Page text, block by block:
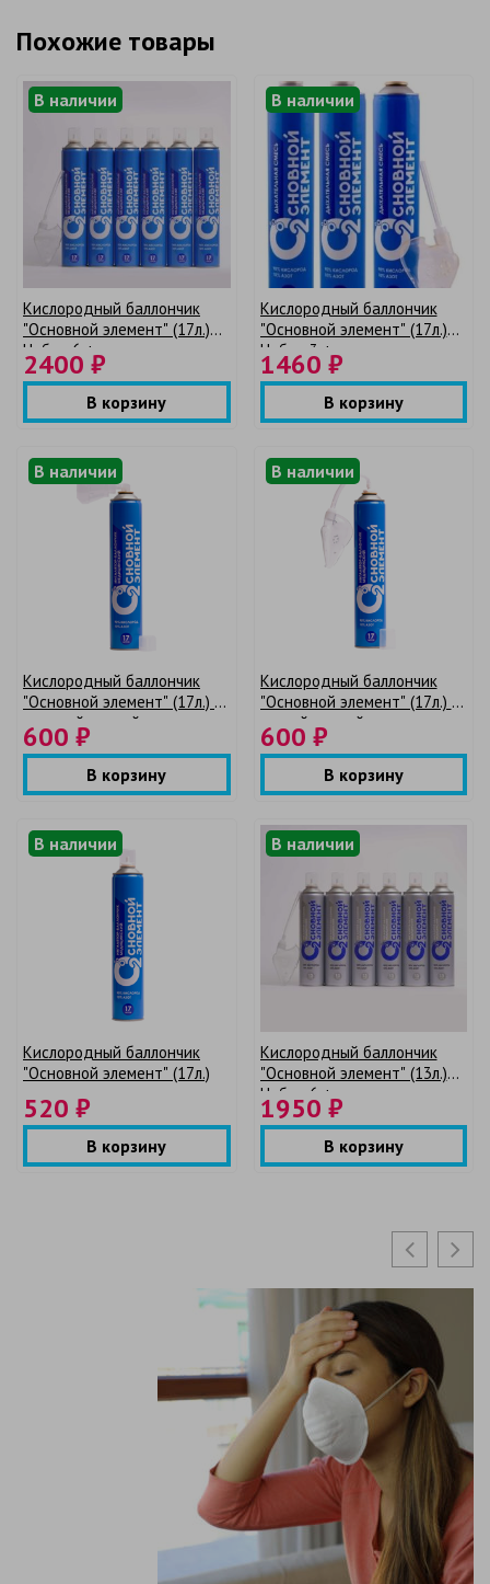
Похожие товары
В наличии
Кислородный баллончик
"Основной элемент" (17л.)
Набор 6 + мягкая маска
2400 ₽
В корзину
В наличии
Кислородный баллончик
"Основной элемент" (17л.)
Набор 3 + мягкая маска
1460 ₽
В корзину
В наличии
Кислородный баллончик
"Основной элемент" (17л.) с
жесткой маской
600 ₽
В корзину
В наличии
Кислородный баллончик
"Основной элемент" (17л.) с
мягкой маской
600 ₽
В корзину
В наличии
Кислородный баллончик
"Основной элемент" (17л.)
520 ₽
В корзину
В наличии
Кислородный баллончик
"Основной элемент" (13л.)
Набор 6 + мягкая маска
1950 ₽
В корзину